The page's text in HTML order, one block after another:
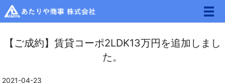
メ
【ご成約】賃貸コーポ2LDK13万円を追加しまし
た。
2021-04-23